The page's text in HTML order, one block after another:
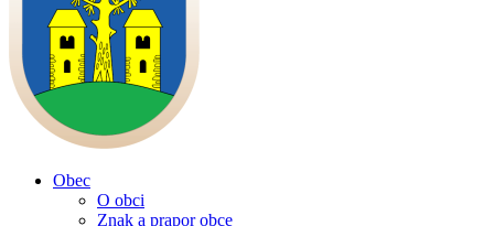
Obec
O obci
Znak a prapor obce